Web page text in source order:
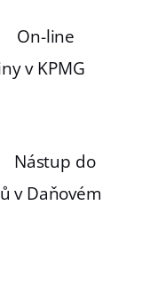
line
v KPMG
do
v Daňovém